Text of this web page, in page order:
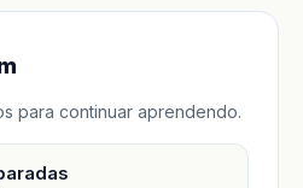
para continuar aprendendo.